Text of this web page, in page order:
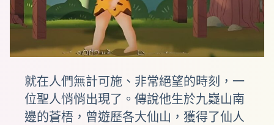
就在人們無計可施、非常絕望的時刻，一
位聖人悄悄出現了。傳說他生於九嶷山南
邊的蒼梧，曾遊歷各大仙山，獲得了仙人